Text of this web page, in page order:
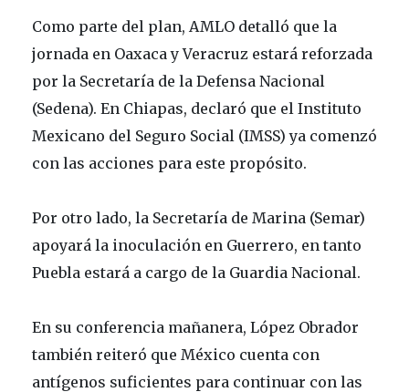
Como parte del plan, AMLO detalló que la
jornada en Oaxaca y Veracruz estará reforzada
por la Secretaría de la Defensa Nacional
(Sedena). En Chiapas, declaró que el Instituto
Mexicano del Seguro Social (IMSS) ya comenzó
con las acciones para este propósito.
Por otro lado, la Secretaría de Marina (Semar)
apoyará la inoculación en Guerrero, en tanto
Puebla estará a cargo de la Guardia Nacional.
En su conferencia mañanera, López Obrador
también reiteró que México cuenta con
antígenos suficientes para continuar con las